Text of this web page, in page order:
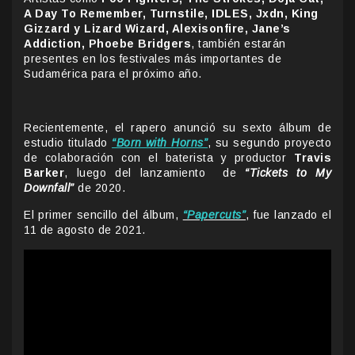
A Day To Remember, Turnstile, IDLES, Jxdn, King
Gizzard y Lizard Wizard, Alexisonfire, Jane’s
Addiction, Phoebe Bridgers, también estarán
presentes en los festivales más importantes de
Sudamérica para el próximo año.
Recientemente, el rapero anunció su sexto álbum de
estudio titulado “Born with Horns”, su segundo proyecto
de colaboración con el baterista y productor Travis
Barker, luego del lanzamiento de “Tickets to My
Downfall”de 2020.
El primer sencillo del álbum, “Papercuts”, fue lanzado el
11 de agosto de 2021.